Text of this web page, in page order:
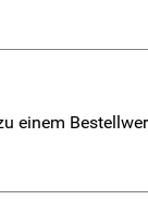
einem